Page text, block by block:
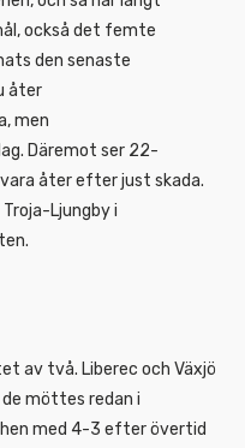
också det femte
den senaste
åter
men
Däremot ser 22-
åter efter just skada.
Ljungby i
av två. Liberec och Växjö
möttes redan i
med 4-3 efter övertid